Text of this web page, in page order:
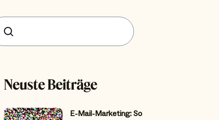
Neuste Beiträge
E-Mail-Marketing: So